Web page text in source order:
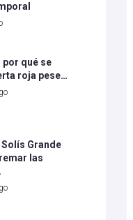
por qué se
roja pese…
Grande
las